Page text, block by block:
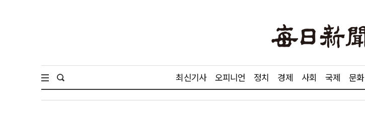
최신기사 오피니언 정치 경제 사회 국제 문화